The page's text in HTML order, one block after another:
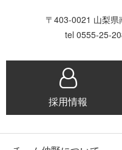
〒403-0021 山梨
tel 0555-25-
採用情報